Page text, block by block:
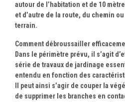
autour de l’habitation et de 10
et d’autre de la route, du chemin
terrain.
Comment débroussailler
Dans le périmètre prévu, il s’agit
série de travaux de jardinage
entendu en fonction des
Il peut ainsi s’agir de couper la
de supprimer les branches en